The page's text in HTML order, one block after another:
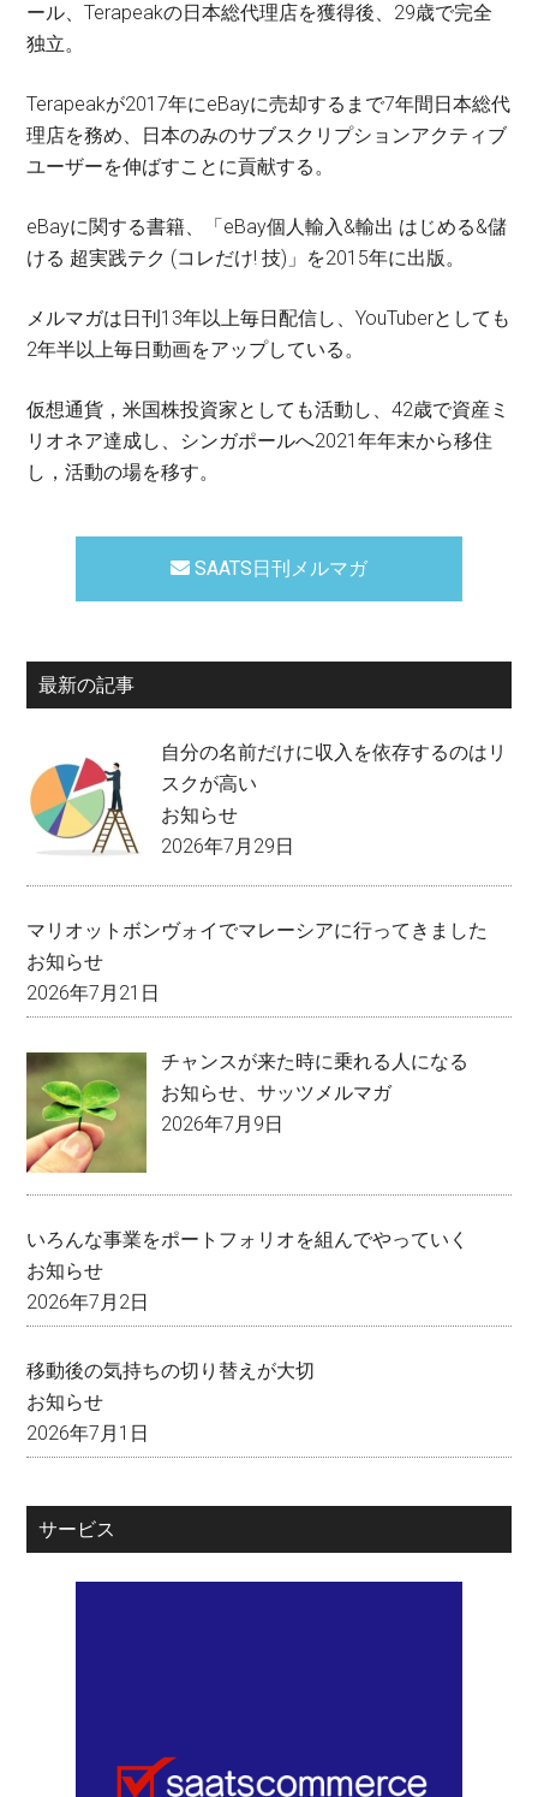
ール、Terapeakの日本総代理店を獲得後、29歳で完全
独立。
Terapeakが2017年にeBayに売却するまで7年間日本総代
理店を務め、日本のみのサブスクリプションアクティブ
ユーザーを伸ばすことに貢献する。
eBayに関する書籍、「eBay個人輸入&輸出 はじめる&儲
ける 超実践テク (コレだけ! 技)」を2015年に出版。
メルマガは日刊13年以上毎日配信し、YouTuberとしても
2年半以上毎日動画をアップしている。
仮想通貨，米国株投資家としても活動し、42歳で資産ミ
リオネア達成し、シンガポールへ2021年年末から移住
し，活動の場を移す。
SAATS日刊メルマガ
最新の記事
自分の名前だけに収入を依存するのはリ
スクが高い
お知らせ
2026年7月29日
マリオットボンヴォイでマレーシアに行ってきました
お知らせ
2026年7月21日
チャンスが来た時に乗れる人になる
お知らせ、サッツメルマガ
2026年7月9日
いろんな事業をポートフォリオを組んでやっていく
お知らせ
2026年7月2日
移動後の気持ちの切り替えが大切
お知らせ
2026年7月1日
サービス